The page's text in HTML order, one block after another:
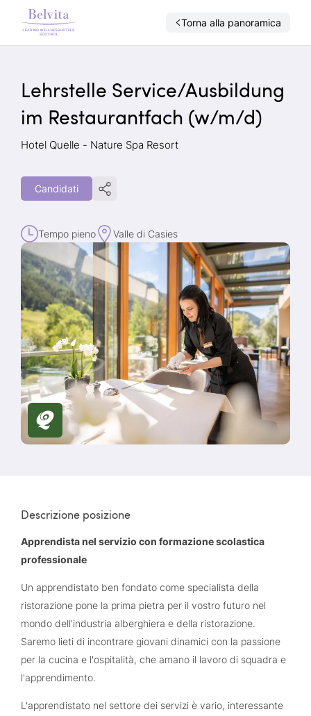
Torna alla panoramica
Lehrstelle Service/Ausbildung
im Restaurantfach (w/m/d)
Hotel Quelle - Nature Spa Resort
Candidati
Tempo pieno Valle di Casies
Descrizione posizione
Apprendista nel servizio con formazione scolastica
professionale
Un apprendistato ben fondato come specialista della
ristorazione pone la prima pietra per il vostro futuro nel
mondo dell'industria alberghiera e della ristorazione.
Saremo lieti di incontrare giovani dinamici con la passione
per la cucina e l'ospitalità, che amano il lavoro di squadra e
l'apprendimento.
L'apprendistato nel settore dei servizi è vario, interessante